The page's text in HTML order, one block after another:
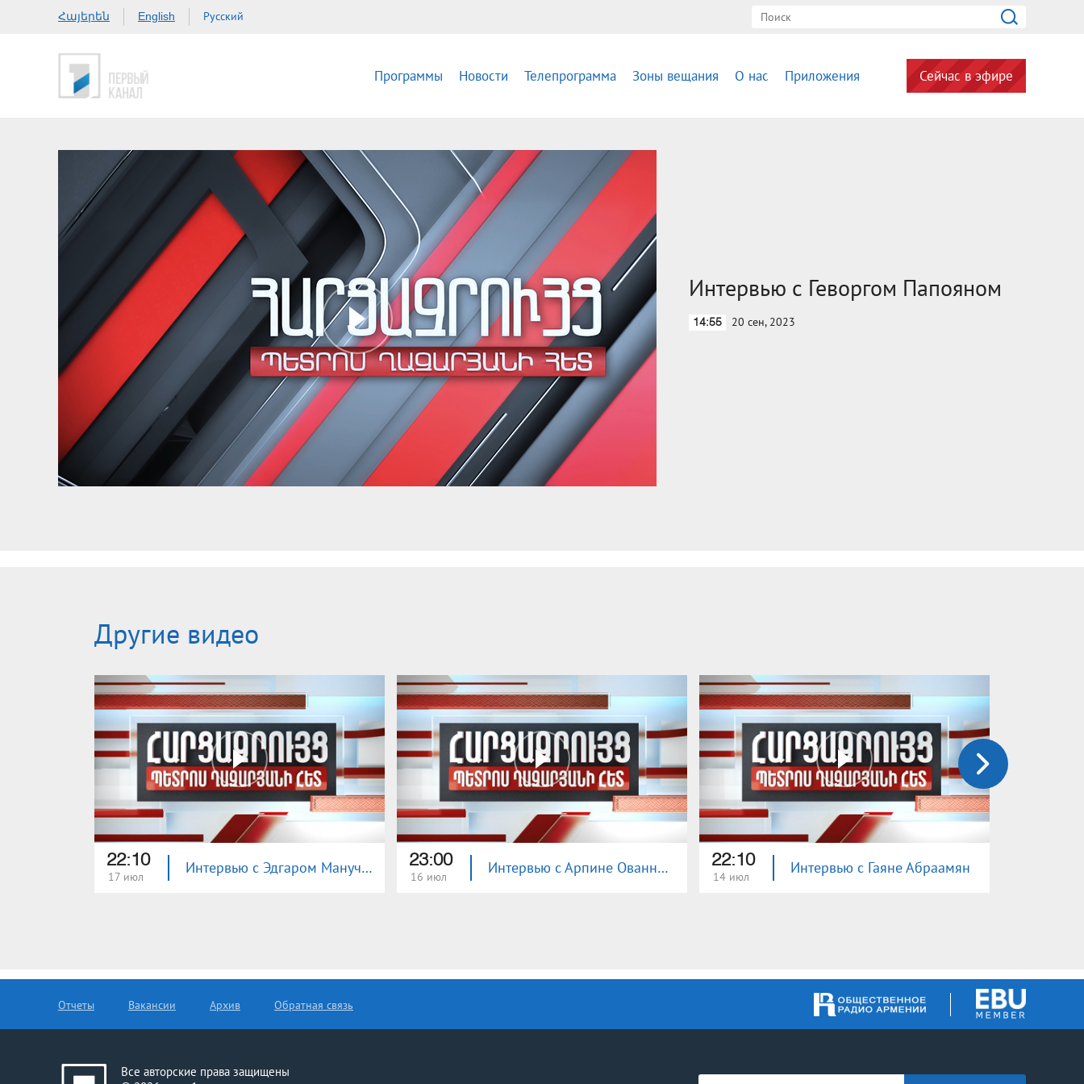
Հայերեն English Русский
Программы Новости Телепрограмма Зоны вещания О нас Приложения Сейчас в эфире
Интервью с Геворгом Папояном
14:55 20 сен, 2023
Другие видео
22:10
17 июл Интервью с Эдгаром Манучаряном 23:00
16 июл Интервью с Арпине Ованнисян 22:10
14 июл Интервью с Гаяне Абраамян
Отчеты Вакансии Архив Обратная связь
Все авторские права защищены